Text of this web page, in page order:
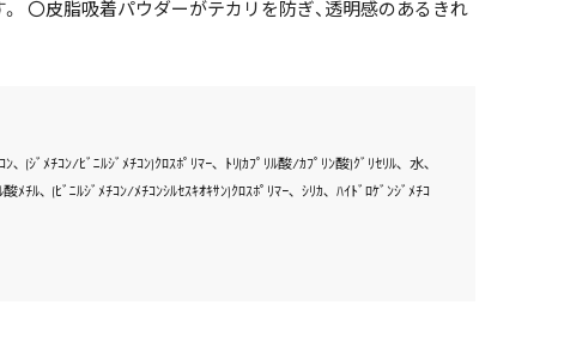
〇皮脂吸着パウダーがテカリを防ぎ、透明感のあるきれ
､ (ｼﾞﾒﾁｺﾝ/ﾋﾞﾆﾙｼﾞﾒﾁｺﾝ)ｸﾛｽﾎﾟﾘﾏｰ､ ﾄﾘ(ｶﾌﾟﾘﾙ酸/ｶﾌﾟﾘﾝ酸)ｸﾞﾘｾﾘﾙ､ 水､
ﾁﾙ､ (ﾋﾞﾆﾙｼﾞﾒﾁｺﾝ/ﾒﾁｺﾝｼﾙｾｽｷｵｷｻﾝ)ｸﾛｽﾎﾟﾘﾏｰ､ ｼﾘｶ､ ﾊｲﾄﾞﾛｹﾞﾝｼﾞﾒﾁｺ